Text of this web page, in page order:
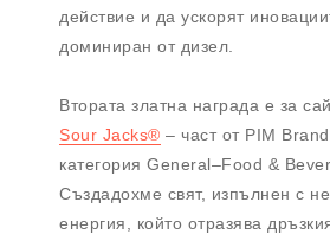
действие и да ускорят
доминиран от дизел.
Втората златна награда е за
Sour Jacks® – част от PIM
категория General–Food &
Създадохме свят, изпълнен с
енергия, който отразява